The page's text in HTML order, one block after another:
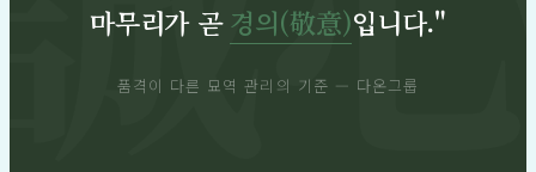
마무리가 곧경의(敬意)입니다."
품격이 다른 묘역 관리의 기준 — 다온그룹